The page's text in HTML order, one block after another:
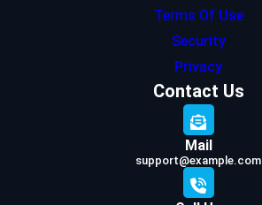
Terms Of Use
Security
Privacy
Contact Us
Mail
support@example.com